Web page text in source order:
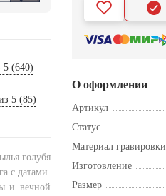
5 (640)
5 (85)
голубя
с датами.
и вечной
О оформлении
Артикул
Статус
Материал гравировки
Изготовление
Размер